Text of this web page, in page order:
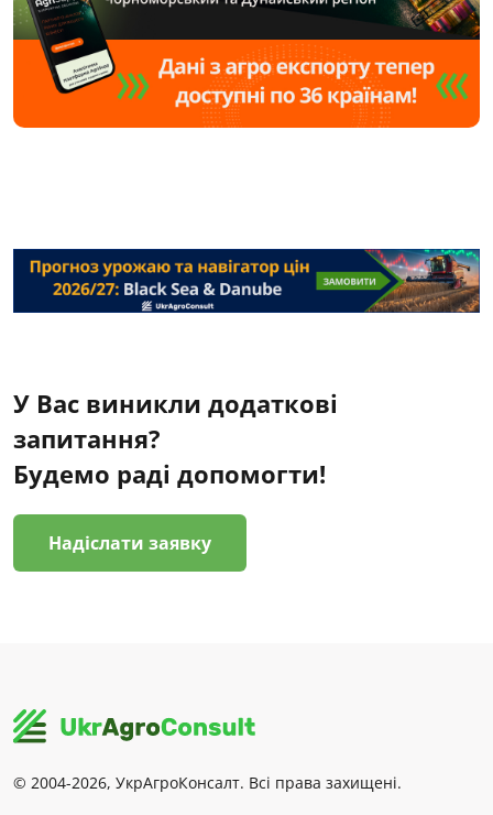
У Вас виникли додаткові
запитання?
Будемо раді допомогти!
Надіслати заявку
© 2004-2026, УкрАгроКонсалт. Всі права захищені.